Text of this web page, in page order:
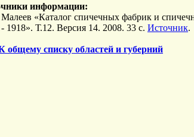
информации:
«Каталог спичечных фабрик и
1918». Т.12. Версия 14. 2008. 33 с. Источник.
общему списку областей и губерний